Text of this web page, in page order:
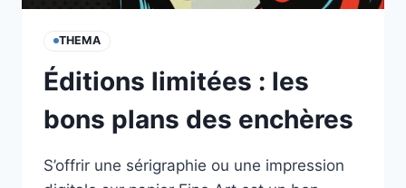
THEMA
Éditions limitées : les
bons plans des enchères
S’offrir une sérigraphie ou une impression